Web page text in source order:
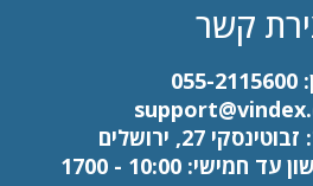
קשר
055-2115600
27, ירושלים
10:00 - 1700